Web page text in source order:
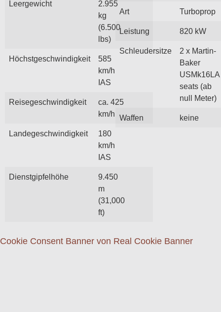
Leergewicht
2.955
kg
(6.500
lbs)
Höchstgeschwindigkeit
585
km/h
IAS
Reisegeschwindigkeit
ca. 425
km/h
Landegeschwindigkeit
180
km/h
IAS
Dienstgipfelhöhe
9.450
m
(31,000
ft)
Art Turboprop
Leistung 820 kW
Schleudersitze
2 x Martin-
Baker
USMk16LA
seats (ab
null Meter)
Waffen keine
Cookie Consent Banner von Real Cookie Banner